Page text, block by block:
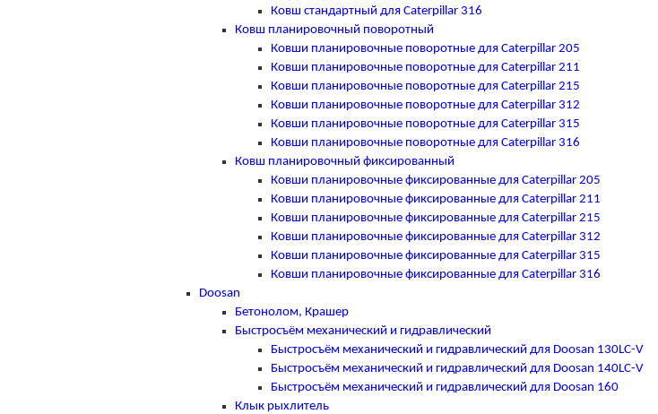
Ковш стандартный для Caterpillar 316
Ковш планировочный поворотный
Ковши планировочные поворотные для Caterpillar 205
Ковши планировочные поворотные для Caterpillar 211
Ковши планировочные поворотные для Caterpillar 215
Ковши планировочные поворотные для Caterpillar 312
Ковши планировочные поворотные для Caterpillar 315
Ковши планировочные поворотные для Caterpillar 316
Ковш планировочный фиксированный
Ковши планировочные фиксированные для Caterpillar 205
Ковши планировочные фиксированные для Caterpillar 211
Ковши планировочные фиксированные для Caterpillar 215
Ковши планировочные фиксированные для Caterpillar 312
Ковши планировочные фиксированные для Caterpillar 315
Ковши планировочные фиксированные для Caterpillar 316
Doosan
Бетонолом, Крашер
Быстросъём механический и гидравлический
Быстросъём механический и гидравлический для Doosan 130LC-V
Быстросъём механический и гидравлический для Doosan 140LC-V
Быстросъём механический и гидравлический для Doosan 160
Клык рыхлитель